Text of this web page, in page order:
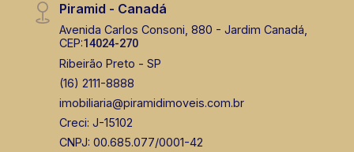
Piramid - Canadá
Avenida Carlos Consoni, 880 - Jardim Canadá,
CEP:14024-270
Ribeirão Preto - SP
(16) 2111-8888
imobiliaria@piramidimoveis.com.br
Creci: J-15102
CNPJ: 00.685.077/0001-42